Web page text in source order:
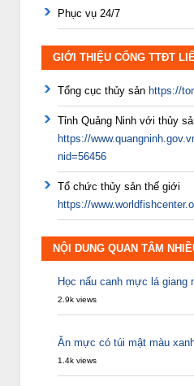
Phục vụ 24/7
GIỚI THIỆU CỔNG TTĐT
Tổng cục thủy sản https://
Tỉnh Quảng Ninh với thủy
https://
nid=56456
Tổ chức thủy sản thế giới
https://
NỘI DUNG QUAN TÂM
Học nấu canh mực lá giang
2.9k views
Ăn mực có túi mật màu
1.4k views